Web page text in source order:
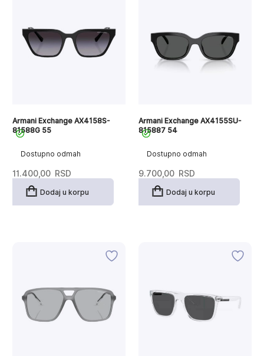
Dostupno odmah
Armani Exchange AX4158S-
81588G 55
11.400,00 RSD
Dodaj u korpu
Dostupno odmah
Armani Exchange AX4155SU-
815887 54
9.700,00 RSD
Dodaj u korpu